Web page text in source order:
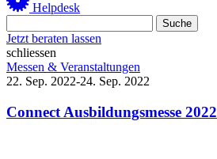
Helpdesk
Jetzt beraten lassen
schliessen
Messen & Veranstaltungen
22. Sep. 2022-24. Sep. 2022
Connect Ausbildungsmesse 2022